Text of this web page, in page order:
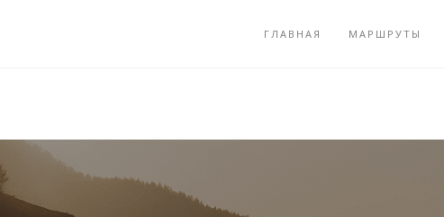
ГЛАВНАЯ МАРШРУТЫ